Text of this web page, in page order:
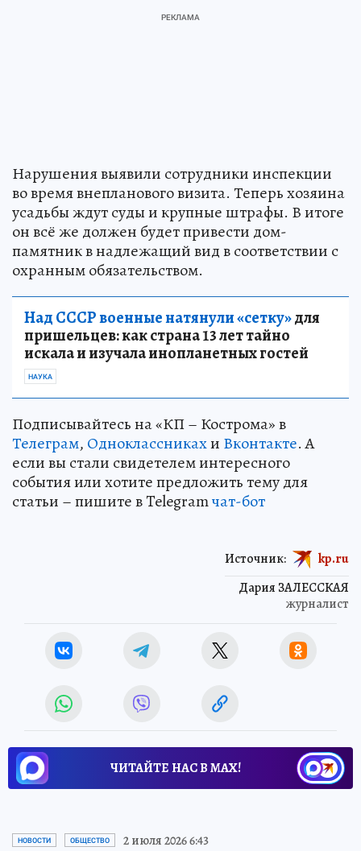
Нарушения выявили сотрудники инспекции
во время внепланового визита. Теперь хозяина
усадьбы ждут суды и крупные штрафы. В итоге
он всё же должен будет привести дом-
памятник в надлежащий вид в соответствии с
охранным обязательством.
Над СССР военные натянули «сетку»для
пришельцев: как страна 13 лет тайно
искала и изучала инопланетных гостей
НАУКА
Подписывайтесь на «КП – Кострома» в
Телеграм, Одноклассникахи Вконтакте. А
если вы стали свидетелем интересного
события или хотите предложить тему для
статьи – пишите в Telegramчат-бот
Дария ЗАЛЕССКАЯ
журналист
Источник: kp.ru
ЧИТАЙТЕ НАС В МАХ!
НОВОСТИ ОБЩЕСТВО 2 июля 2026 6:43